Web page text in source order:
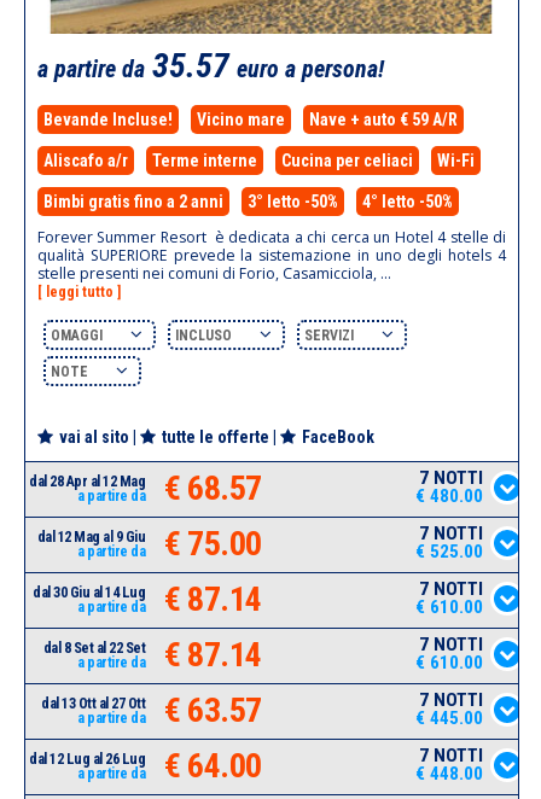
a partire da 35.57 euro a persona!
Bevande Incluse! Vicino mare Nave + auto € 59 A/R
Aliscafo a/r Terme interne Cucina per celiaci Wi-Fi
Bimbi gratis fino a 2 anni 3° letto -50% 4° letto -50%
Forever Summer Resort è dedicata a chi cerca un Hotel 4 stelle di
qualità SUPERIORE prevede la sistemazione in uno degli hotels 4
stelle presenti nei comuni di Forio, Casamicciola, ...
[ leggi tutto ]
OMAGGI INCLUSO SERVIZI
NOTE
vai al sito tutte le offerte FaceBook
dal 28 Apr al 12 Mag
a partire da
€ 68.57
7 NOTTI
€ 480.00
dal 12 Mag al 9 Giu
a partire da
€ 75.00
7 NOTTI
€ 525.00
dal 30 Giu al 14 Lug
a partire da
€ 87.14
7 NOTTI
€ 610.00
dal 8 Set al 22 Set
a partire da
€ 87.14
7 NOTTI
€ 610.00
dal 13 Ott al 27 Ott
a partire da
€ 63.57
7 NOTTI
€ 445.00
dal 12 Lug al 26 Lug
a partire da
€ 64.00
7 NOTTI
€ 448.00